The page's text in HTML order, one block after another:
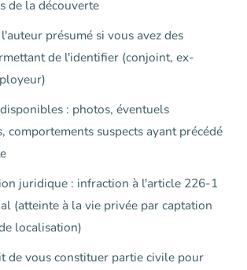
de la découverte
présumé si vous avez des
de l'identifier (conjoint, ex-
: photos, éventuels
comportements suspects ayant précédé
juridique : infraction à l'article 226-1
(atteinte à la vie privée par captation
localisation)
de vous constituer partie civile pour